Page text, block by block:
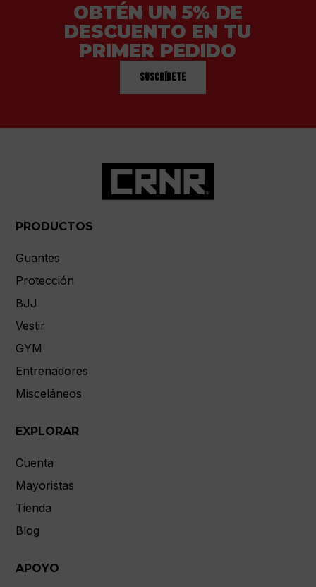
OBTÉN UN 5% DE
DESCUENTO EN TU
PRIMER PEDIDO
Suscríbete
PRODUCTOS
Guantes
Protección
BJJ
Vestir
GYM
Entrenadores
Misceláneos
EXPLORAR
Cuenta
Mayoristas
Tienda
Blog
APOYO